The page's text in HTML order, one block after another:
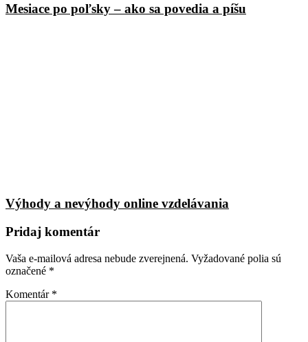
Mesiace po poľsky – ako sa povedia a píšu
Výhody a nevýhody online vzdelávania
Pridaj komentár
Vaša e-mailová adresa nebude zverejnená. Vyžadované polia sú
označené *
Komentár *